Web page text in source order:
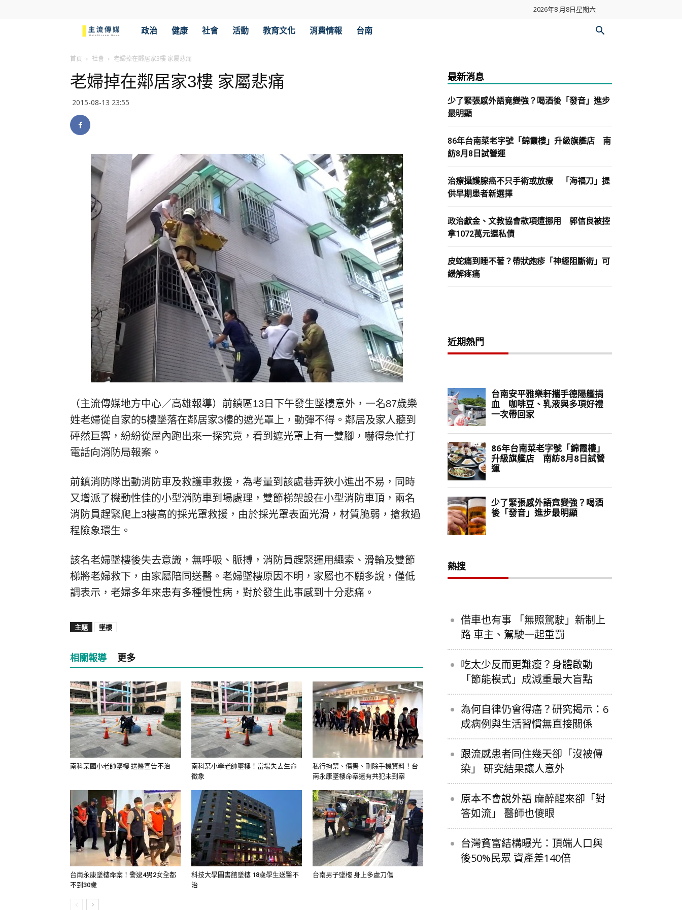
2026年8 月8日星期六
流
傳
政治 健康 社會 活動 教育文化 消費情報 台南
首頁 社會 老婦掉在鄰居家3樓 家屬悲痛
老婦掉在鄰居家3樓 家屬悲痛
2015-08-13 23:55
（主流傳媒地方中心／高雄報導）前鎮區13日下午發生墜樓意外，一名87歲樂
姓老婦從自家的5樓墜落在鄰居家3樓的遮光罩上，動彈不得。鄰居及家人聽到
砰然巨響，紛紛從屋內跑出來一探究竟，看到遮光罩上有一雙腳，嚇得急忙打
電話向消防局報案。
前鎮消防隊出動消防車及救護車救援，為考量到該處巷弄狹小進出不易，同時
又增派了機動性佳的小型消防車到場處理，雙節梯架設在小型消防車頂，兩名
消防員趕緊爬上3樓高的採光罩救援，由於採光罩表面光滑，材質脆弱，搶救過
程險象環生。
該名老婦墜樓後失去意識，無呼吸、脈搏，消防員趕緊運用繩索、滑輪及雙節
梯將老婦救下，由家屬陪同送醫。老婦墜樓原因不明，家屬也不願多說，僅低
調表示，老婦多年來患有多種慢性病，對於發生此事感到十分悲痛。
主題 墜樓
相關報導 更多
南科某國小老師墜樓 送醫宣告不治
南科某小學老師墜樓！當場失去生命
徵象
私行拘禁、傷害、刪除手機資料！台
南永康墜樓命案還有共犯未到案
台南永康墜樓命案！警逮4男2女全都
不到30歲
科技大學圖書館墜樓 18歲學生送醫不
治
台南男子墜樓 身上多處刀傷
最新消息
少了緊張感外語竟變強？喝酒後「發音」進步
最明顯
86年台南菜老字號「錦霞樓」升級旗艦店 南
紡8月8日試營運
治療攝護腺癌不只手術或放療 「海福刀」提
供早期患者新選擇
政治獻金、文教協會款項遭挪用 郭信良被控
拿1072萬元還私債
皮蛇痛到睡不著？帶狀皰疹「神經阻斷術」可
緩解疼痛
近期熱門
熱搜
借車也有事 「無照駕駛」新制上
路 車主、駕駛一起重罰
吃太少反而更難瘦？身體啟動
「節能模式」成減重最大盲點
為何自律仍會得癌？研究揭示：6
成病例與生活習慣無直接關係
跟流感患者同住幾天卻「沒被傳
染」 研究結果讓人意外
原本不會說外語 麻醉醒來卻「對
答如流」 醫師也傻眼
台灣貧富結構曝光：頂端人口與
後50%民眾 資產差140倍